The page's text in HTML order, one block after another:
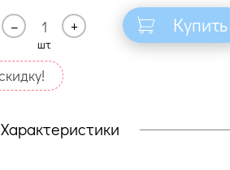
–
шт
+ Купить
Характеристики